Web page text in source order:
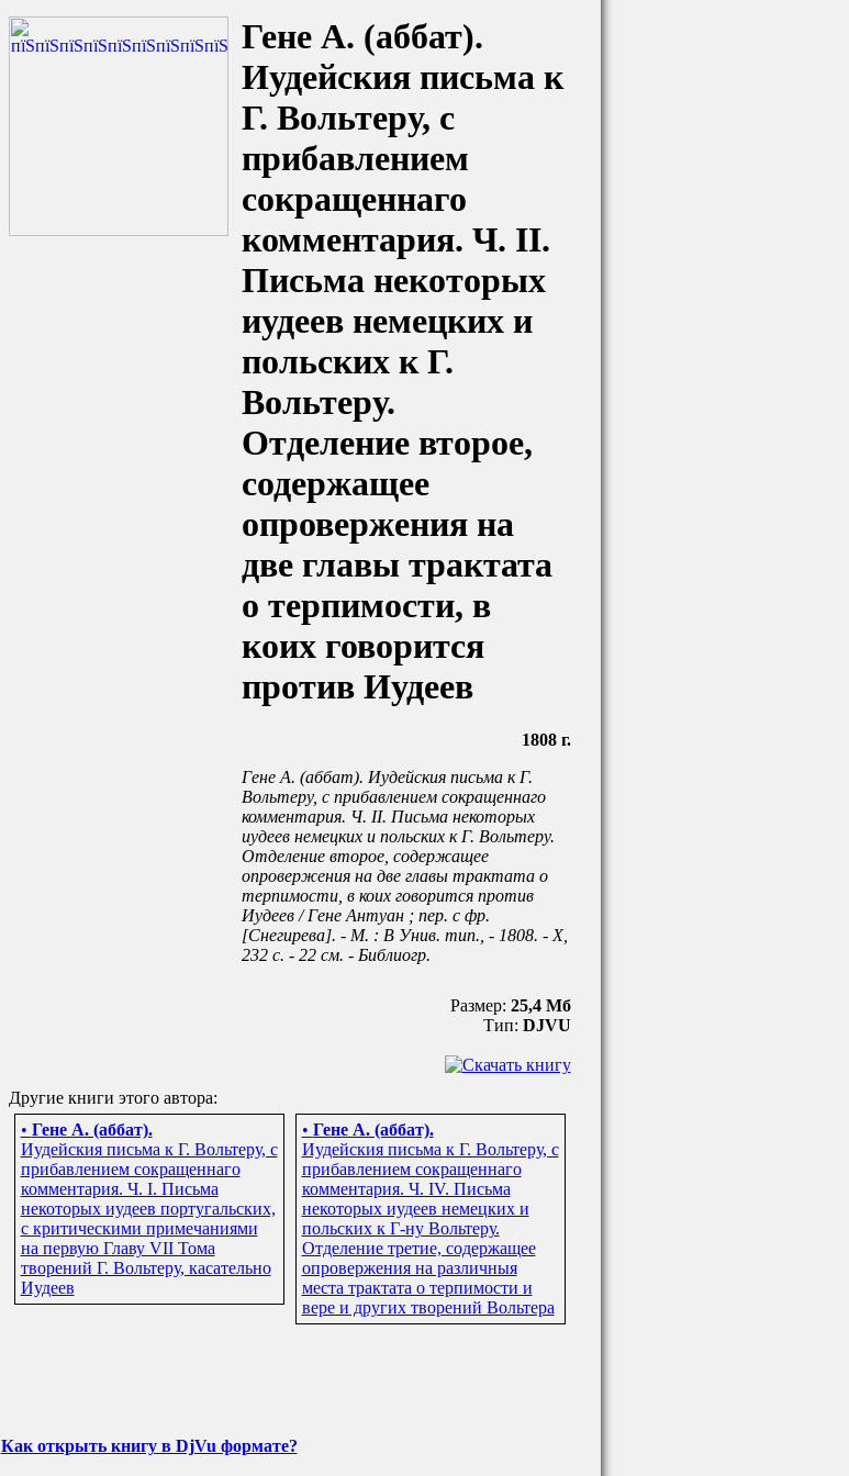
Гене А. (аббат).
Иудейския письма к
Г. Вольтеру, с
прибавлением
сокращеннаго
комментария. Ч. II.
Письма некоторых
иудеев немецких и
польских к Г.
Вольтеру.
Отделение второе,
содержащее
опровержения на
две главы трактата
о терпимости, в
коих говорится
против Иудеев
1808 г.
Гене А. (аббат). Иудейския письма к Г.
Вольтеру, с прибавлением сокращеннаго
комментария. Ч. II. Письма некоторых
иудеев немецких и польских к Г. Вольтеру.
Отделение второе, содержащее
опровержения на две главы трактата о
терпимости, в коих говорится против
Иудеев / Гене Антуан ; пер. с фр.
[Снегирева]. - М. : В Унив. тип., - 1808. - X,
232 с. - 22 см. - Библиогр.
Размер: 25,4 Мб
Тип: DJVU
Другие книги этого автора:
• Гене А. (аббат).
Иудейския письма к Г. Вольтеру, с
прибавлением сокращеннаго
комментария. Ч. I. Письма
некоторых иудеев португальских,
с критическими примечаниями
на первую Главу VII Тома
творений Г. Вольтеру, касательно
Иудеев
• Гене А. (аббат).
Иудейския письма к Г. Вольтеру, с
прибавлением сокращеннаго
комментария. Ч. IV. Письма
некоторых иудеев немецких и
польских к Г-ну Вольтеру.
Отделение третие, содержащее
опровержения на различныя
места трактата о терпимости и
вере и других творений Вольтера
Как открыть книгу в DjVu формате?